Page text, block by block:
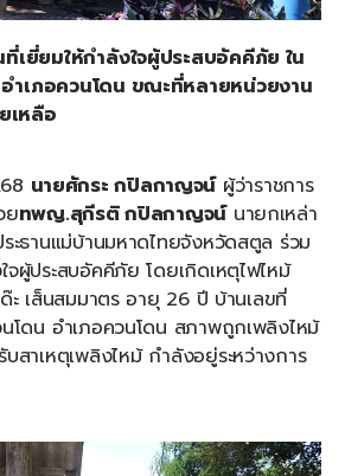
ยี่ยมให้กำลังใจผู้ประสบอัคคีภัย ใน
ำเภอควนโดน ขณะที่หลายหน่วยงาน
เหลือ
นายศักระ กปิลกาญจน์ผู้ว่าราชการ
ยทพญ.สุกีรติ กปิลกาญจน์นายกเหล่า
ธานแม่บ้านมหาดไทยจังหวัดสตูล ร่วม
ผู้ประสบอัคคีภัย โดยเกิดเหตุไฟไหม้
ะ เส็นสมมาตร อายุ 26 ปี บ้านเลขที่
โดน อำเภอควนโดน สภาพถูกเพลิงไหม้
สาเหตุเพลิงไหม้ กำลังอยู่ระหว่างการ